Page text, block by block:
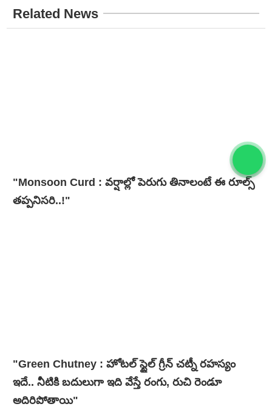
Related News
"Monsoon Curd : వర్షాల్లో పెరుగు తినాలంటే ఈ రూల్స్
తప్పనిసరి..!"
"Green Chutney : హోటల్ స్టైల్ గ్రీన్ చట్నీ రహస్యం
ఇదే.. నీటికి బదులుగా ఇది వేస్తే రంగు, రుచి రెండూ
అదిరిపోతాయి"